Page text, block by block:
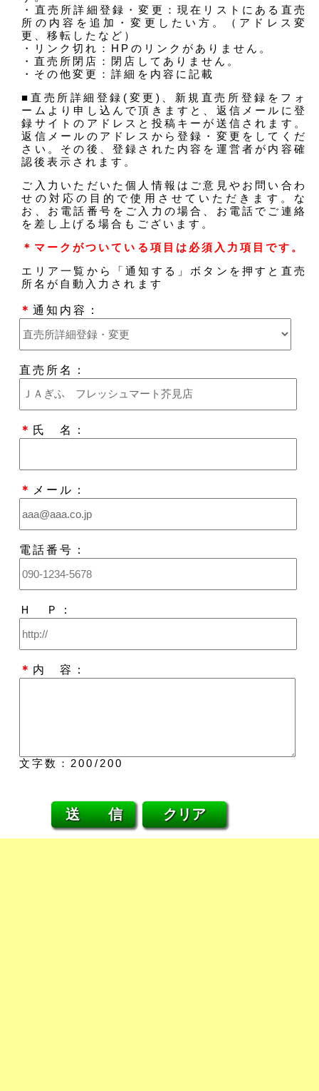
・直売所詳細登録・変更：現在リストにある直売
所の内容を追加・変更したい方。（アドレス変
更、移転したなど）
・リンク切れ：HPのリンクがありません。
・直売所閉店：閉店してありません。
・その他変更：詳細を内容に記載
■直売所詳細登録(変更)、新規直売所登録をフォ
ームより申し込んで頂きますと、返信メールに登
録サイトのアドレスと投稿キーが送信されます。
返信メールのアドレスから登録・変更をしてくだ
さい。その後、登録された内容を運営者が内容確
認後表示されます。
ご入力いただいた個人情報はご意見やお問い合わ
せの対応の目的で使用させていただきます。な
お、お電話番号をご入力の場合、お電話でご連絡
を差し上げる場合もございます。
＊マークがついている項目は必須入力項目です。
エリア一覧から「通知する」ボタンを押すと直売
所名が自動入力されます
＊通知内容：
直売所名：
＊ 氏 名：
＊ メール：
電話番号：
Ｈ Ｐ：
＊ 内 容：
文字数： 200 /200